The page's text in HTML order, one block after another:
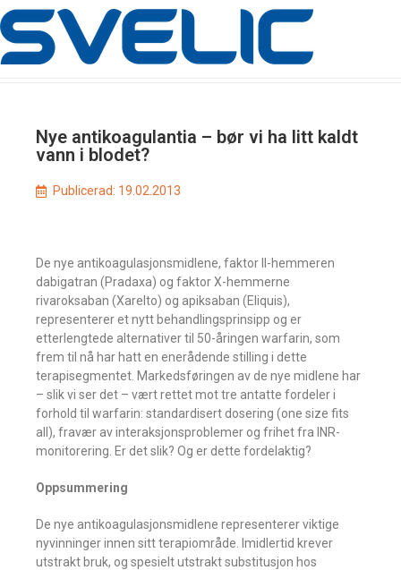
Nye antikoagulantia – bør vi ha litt kaldt
vann i blodet?
Publicerad: 19.02.2013
De nye antikoagulasjonsmidlene, faktor II-hemmeren
dabigatran (Pradaxa) og faktor X-hemmerne
rivaroksaban (Xarelto) og apiksaban (Eliquis),
representerer et nytt behandlingsprinsipp og er
etterlengtede alternativer til 50-åringen warfarin, som
frem til nå har hatt en enerådende stilling i dette
terapisegmentet. Markedsføringen av de nye midlene har
– slik vi ser det – vært rettet mot tre antatte fordeler i
forhold til warfarin: standardisert dosering (one size fits
all), fravær av interaksjonsproblemer og frihet fra INR-
monitorering. Er det slik? Og er dette fordelaktig?
Oppsummering
De nye antikoagulasjonsmidlene representerer viktige
nyvinninger innen sitt terapiområde. Imidlertid krever
utstrakt bruk, og spesielt utstrakt substitusjon hos